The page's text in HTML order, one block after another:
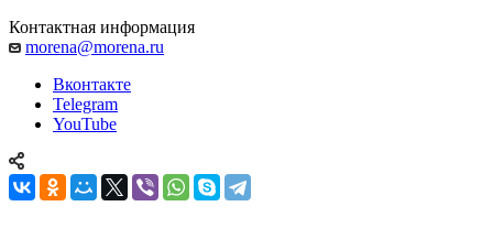
Контактная информация
morena@morena.ru
Вконтакте
Telegram
YouTube